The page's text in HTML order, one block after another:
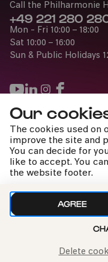
Our
The cookies used on
improve the site and
You can decide for
like to accept. You
the website footer.
AGREE
Delete
Press
Jobs
News
Contact
Submit a withdrawal
Call the Philharmonie
+49 221 280
Mon - Fri 10:00 – 18:00
Sat 10:00 – 16:00
Sun & Public Holidays